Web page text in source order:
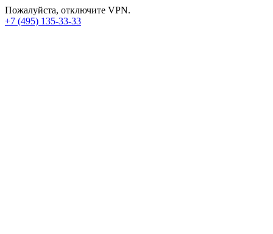
Пожалуйста, отключите VPN.
+7 (495) 135-33-33